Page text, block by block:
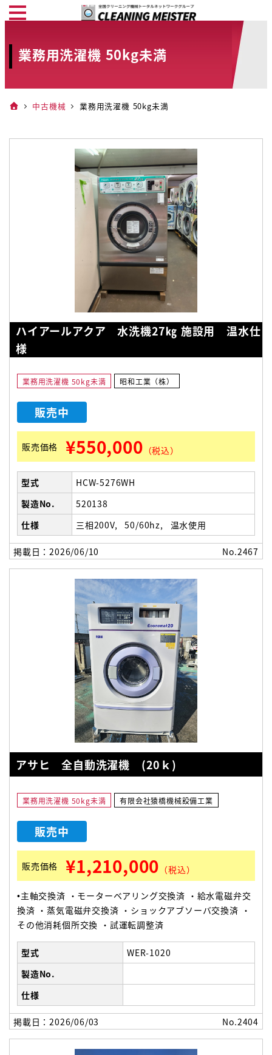
メ
ン
ン
業務用洗濯機 50kg未満
中古機械 業務用洗濯機 50kg未満
ハイアールアクア 水洗機27㎏ 施設用 温水仕
様
業務用洗濯機 50kg未満 昭和工業（株）
販売中
販売価格 ¥550,000 （税込）
型式
HCW-5276WH
製造No.
520138
仕様
三相200V 50/60hz 温水使用
掲載日：2026/06/10 No.2467
アサヒ 全自動洗濯機 (20ｋ)
業務用洗濯機 50kg未満 有限会社猿橋機械設備工業
販売中
販売価格 ¥1,210,000 （税込）
•主軸交換済 ・モーターベアリング交換済 ・給水電磁弁交
換済 ・蒸気電磁弁交換済 ・ショックアブソーバ交換済 ・
その他消耗個所交換 ・試運転調整済
型式
WER-1020
製造No.
仕様
掲載日：2026/06/03 No.2404